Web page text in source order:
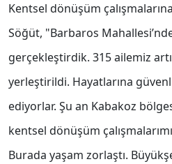
Kentsel dönüşüm
Söğüt, "Barbaros
gerçekleştirdik. 315 ailemiz
yerleştirildi. Hayatlarına
ediyorlar. Şu an Kabakoz
kentsel dönüşüm
Burada yaşam zorlaştı.